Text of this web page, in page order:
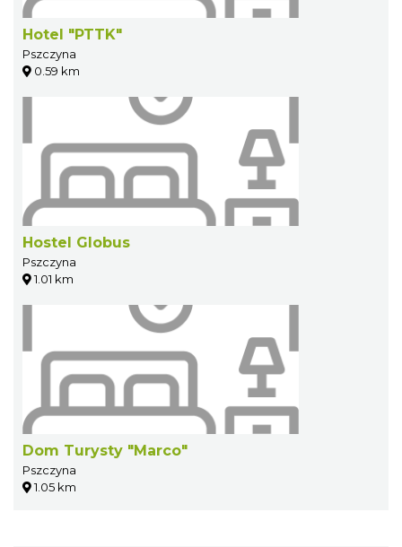
Hotel "PTTK"
Pszczyna
0.59 km
Hostel Globus
Pszczyna
1.01 km
Dom Turysty "Marco"
Pszczyna
1.05 km